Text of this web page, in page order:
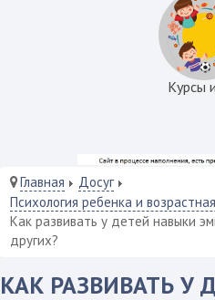
Курсы
Главная
Досуг
Психология ребенка и
Как развивать у детей навыки
других?
КАК РАЗВИВАТЬ У